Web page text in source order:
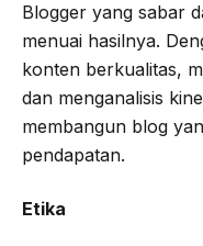
Blogger yang sabar
menuai hasilnya.
konten berkualitas,
dan menganalisis
membangun blog
pendapatan.
Etika